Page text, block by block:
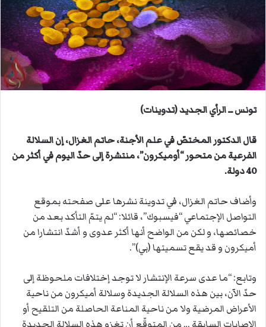
ر
ي
د
ا
إ
ل
ك
ت
تونس ــ الرأي الجديد (تدوينات)
قال الدكتور المختصّ في علم الأجنة، حاتم الغزال، إن السلالة
الفرعية من متحور “أوميكرون”، منتشرة إلى حدّ اليوم في أكثر من
40 دولة.
وأضاف حاتم الغزال، في تدوينة نشرها على صفحته بموقع
التواصل الإجتماعي “فيسبوك”، قائلا: “لم يتمّ التأكد بعد من
خصائصها، و لكن من الواضح أنها أكثر عدوى و أشدّ انتشارا من
أميكرون و قد يقع تسميتها (بي)”.
وتابع: “ما عدى سرعة الإنتشار لا توجد إختلافات ملحوظة إلى
حدّ الآن، بين هذه السلالة الجديدة وسلالة أميكرون من ناحية
الأعراض المرضية ولا من ناحية المناعة الحاصلة من التلقيح أو
الإصابات السابقة … من المتوقّع أن تغزو هذه السلالة الجديدة